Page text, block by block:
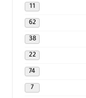
11
62
38
22
74
7